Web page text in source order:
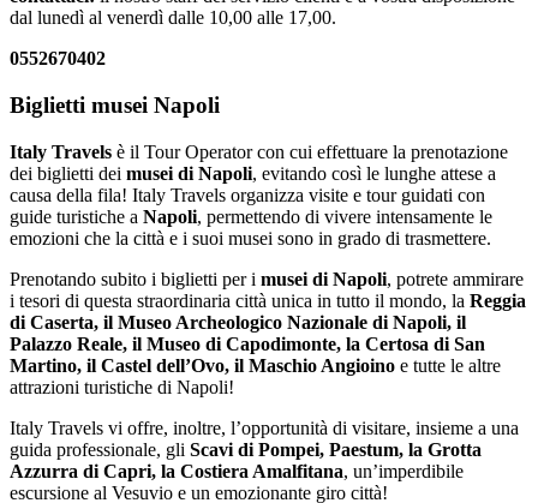
dal lunedì al venerdì dalle 10,00 alle 17,00.
0552670402
Biglietti musei Napoli
Italy Travels è il Tour Operator con cui effettuare la prenotazione
dei biglietti dei musei di Napoli, evitando così le lunghe attese a
causa della fila! Italy Travels organizza visite e tour guidati con
guide turistiche a Napoli, permettendo di vivere intensamente le
emozioni che la città e i suoi musei sono in grado di trasmettere.
Prenotando subito i biglietti per i musei di Napoli, potrete ammirare
i tesori di questa straordinaria città unica in tutto il mondo, la Reggia
di Caserta, il Museo Archeologico Nazionale di Napoli, il
Palazzo Reale, il Museo di Capodimonte, la Certosa di San
Martino, il Castel dell’Ovo, il Maschio Angioino e tutte le altre
attrazioni turistiche di Napoli!
Italy Travels vi offre, inoltre, l’opportunità di visitare, insieme a una
guida professionale, gli Scavi di Pompei, Paestum, la Grotta
Azzurra di Capri, la Costiera Amalfitana, un’imperdibile
escursione al Vesuvio e un emozionante giro città!